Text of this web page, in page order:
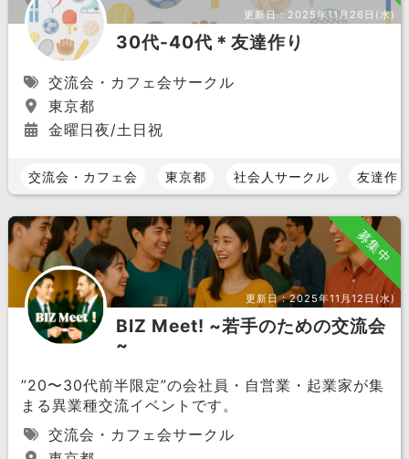
更新日： 2025年11月26日(水)
30代-40代＊友達作り
交流会・カフェ会サークル
東京都
金曜日夜/土日祝
交流会・カフェ会 東京都 社会人サークル 友達作
募集中
更新日：2025年11月12日(水)
BIZ Meet! ~若手のための交流会
~
”20〜30代前半限定”の会社員・自営業・起業家が集
まる異業種交流イベントです。
交流会・カフェ会サークル